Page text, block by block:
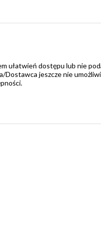
ułatwień dostępu lub nie
jeszcze nie